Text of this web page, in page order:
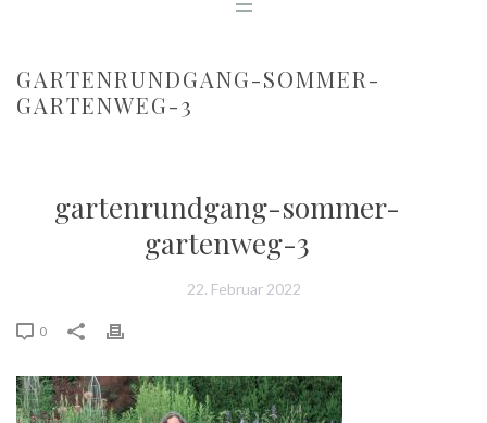
GARTENRUNDGANG-SOMMER-
GARTENWEG-3
gartenrundgang-sommer-
gartenweg-3
22. Februar 2022
0